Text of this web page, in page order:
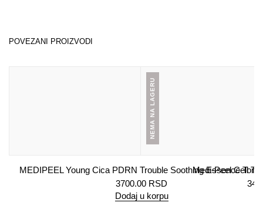
POVEZANI PROIZVODI
MEDIPEEL Young Cica PDRN Trouble Soothing Essence Toner
3700.00 RSD
Dodaj u korpu
NEMA NA LAGERU
Medi-Peel Cell